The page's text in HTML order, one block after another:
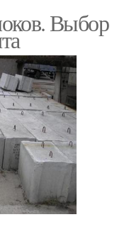
Выбор